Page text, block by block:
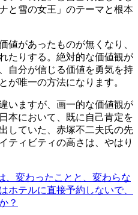
と雪の女王」のテーマと根本
値があったものが無くなり、
たりする。絶対的な価値観が
自分が信じる価値を勇気を持
が唯一の方法になります。
いますが、画一的な価値観が
本において、既に自己肯定を
していた、赤塚不二夫氏の先
ティビティの高さは、やはり
、変わったことと、変わらな
ホテルに直接予約しないで、
？